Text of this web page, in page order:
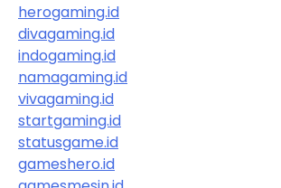
herogaming.id
divagaming.id
indogaming.id
namagaming.id
vivagaming.id
startgaming.id
statusgame.id
gameshero.id